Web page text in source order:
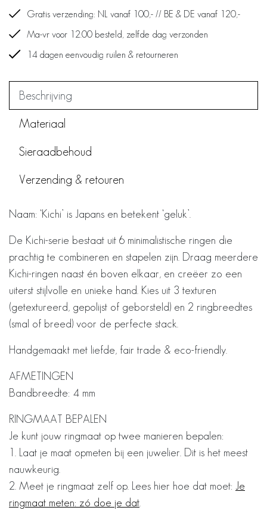
Gratis verzending: NL vanaf 100,- // BE & DE vanaf 120,-
Ma-vr voor 12.00 besteld, zelfde dag verzonden
14 dagen eenvoudig ruilen & retourneren
Beschrijving
Materiaal
Sieraadbehoud
Verzending & retouren
Naam: ‘Kichi’ is Japans en betekent ‘geluk’.
De Kichi-serie bestaat uit 6 minimalistische ringen die
prachtig te combineren en stapelen zijn. Draag meerdere
Kichi-ringen naast én boven elkaar, en creëer zo een
uiterst stijlvolle en unieke hand. Kies uit 3 texturen
(getextureerd, gepolijst of geborsteld) en 2 ringbreedtes
(smal of breed) voor de perfecte stack.
Handgemaakt met liefde, fair trade & eco-friendly.
AFMETINGEN
Bandbreedte: 4 mm
RINGMAAT BEPALEN
Je kunt jouw ringmaat op twee manieren bepalen:
1. Laat je maat opmeten bij een juwelier. Dit is het meest
nauwkeurig.
2. Meet je ringmaat zelf op. Lees hier hoe dat moet: Je
ringmaat meten: zó doe je dat